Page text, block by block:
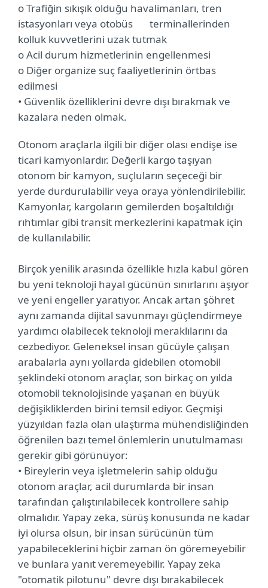
o Trafiğin sıkışık olduğu havalimanları, tren
istasyonları veya otobüs
terminallerinden
kolluk kuvvetlerini uzak tutmak
o Acil durum hizmetlerinin engellenmesi
o Diğer organize suç faaliyetlerinin örtbas
edilmesi
• Güvenlik özelliklerini devre dışı bırakmak ve
kazalara neden olmak.
Otonom araçlarla ilgili bir diğer olası endişe ise
ticari kamyonlardır. Değerli kargo taşıyan
otonom bir kamyon, suçluların seçeceği bir
yerde durdurulabilir veya oraya yönlendirilebilir.
Kamyonlar, kargoların gemilerden boşaltıldığı
rıhtımlar gibi transit merkezlerini kapatmak için
de kullanılabilir.
Birçok yenilik arasında özellikle hızla kabul gören
bu yeni teknoloji hayal gücünün sınırlarını aşıyor
ve yeni engeller yaratıyor. Ancak artan şöhret
aynı zamanda dijital savunmayı güçlendirmeye
yardımcı olabilecek teknoloji meraklılarını da
cezbediyor. Geleneksel insan gücüyle çalışan
arabalarla aynı yollarda gidebilen otomobil
şeklindeki otonom araçlar, son birkaç on yılda
otomobil teknolojisinde yaşanan en büyük
değişikliklerden birini temsil ediyor. Geçmişi
yüzyıldan fazla olan ulaştırma mühendisliğinden
öğrenilen bazı temel önlemlerin unutulmaması
gerekir gibi görünüyor:
• Bireylerin veya işletmelerin sahip olduğu
otonom araçlar, acil durumlarda bir insan
tarafından çalıştırılabilecek kontrollere sahip
olmalıdır. Yapay zeka, sürüş konusunda ne kadar
iyi olursa olsun, bir insan sürücünün tüm
yapabileceklerini hiçbir zaman ön göremeyebilir
ve bunlara yanıt veremeyebilir. Yapay zeka
"otomatik pilotunu" devre dışı bırakabilecek